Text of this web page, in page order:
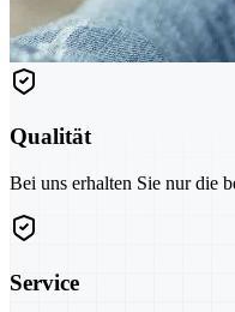
Qualität
Bei uns erhalten Sie nur die
Service